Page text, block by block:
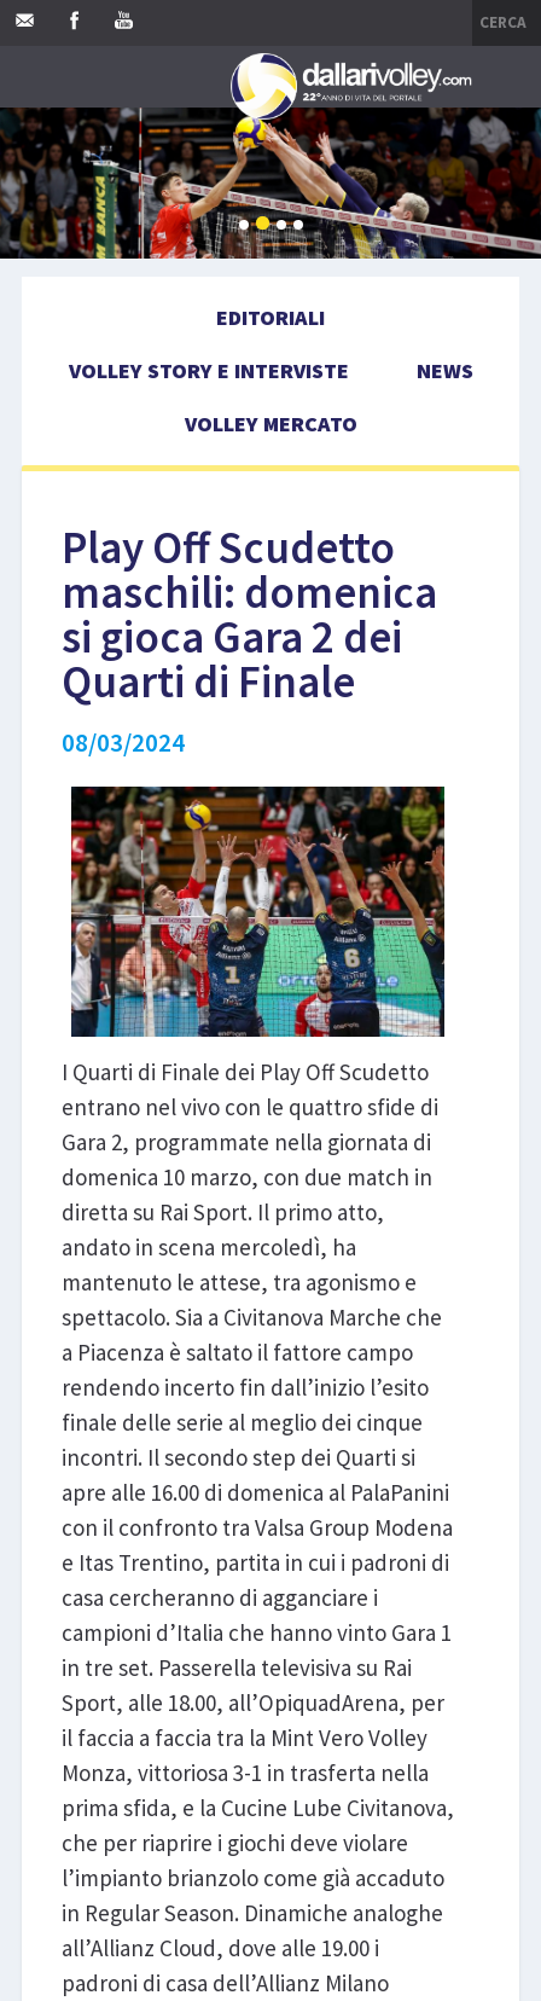
HOME
EDITORIALI
VOLLEY MERCATO
COMPETIZIONI
EVENTI
LIBRI
EDITORIALI
VOLLEY STORY E INTERVISTE
NEWS
VOLLEY MERCATO
Play Off Scudetto
maschili: domenica
si gioca Gara 2 dei
Quarti di Finale
08/03/2024
I Quarti di Finale dei Play Off Scudetto
entrano nel vivo con le quattro sfide di
Gara 2, programmate nella giornata di
domenica 10 marzo, con due match in
diretta su Rai Sport. Il primo atto,
andato in scena mercoledì, ha
mantenuto le attese, tra agonismo e
spettacolo. Sia a Civitanova Marche che
a Piacenza è saltato il fattore campo
rendendo incerto fin dall’inizio l’esito
finale delle serie al meglio dei cinque
incontri. Il secondo step dei Quarti si
apre alle 16.00 di domenica al PalaPanini
con il confronto tra Valsa Group Modena
e Itas Trentino, partita in cui i padroni di
casa cercheranno di agganciare i
campioni d’Italia che hanno vinto Gara 1
in tre set. Passerella televisiva su Rai
Sport, alle 18.00, all’OpiquadArena, per
il faccia a faccia tra la Mint Vero Volley
Monza, vittoriosa 3-1 in trasferta nella
prima sfida, e la Cucine Lube Civitanova,
che per riaprire i giochi deve violare
l’impianto brianzolo come già accaduto
in Regular Season. Dinamiche analoghe
all’Allianz Cloud, dove alle 19.00 i
padroni di casa dell’Allianz Milano